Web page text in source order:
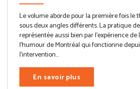
Le volume aborde pour la première fois le
sous deux angles différents. La pratique
représentée aussi bien par l’expérience de
l’humour de Montréal qui fonctionne
l’intervention...
En savoir plus